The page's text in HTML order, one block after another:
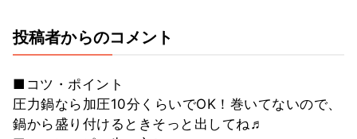
投稿者からのコメント
■コツ・ポイント
圧力鍋なら加圧10分くらいでOK！巻いてないので、
鍋から盛り付けるときそっと出してね♬